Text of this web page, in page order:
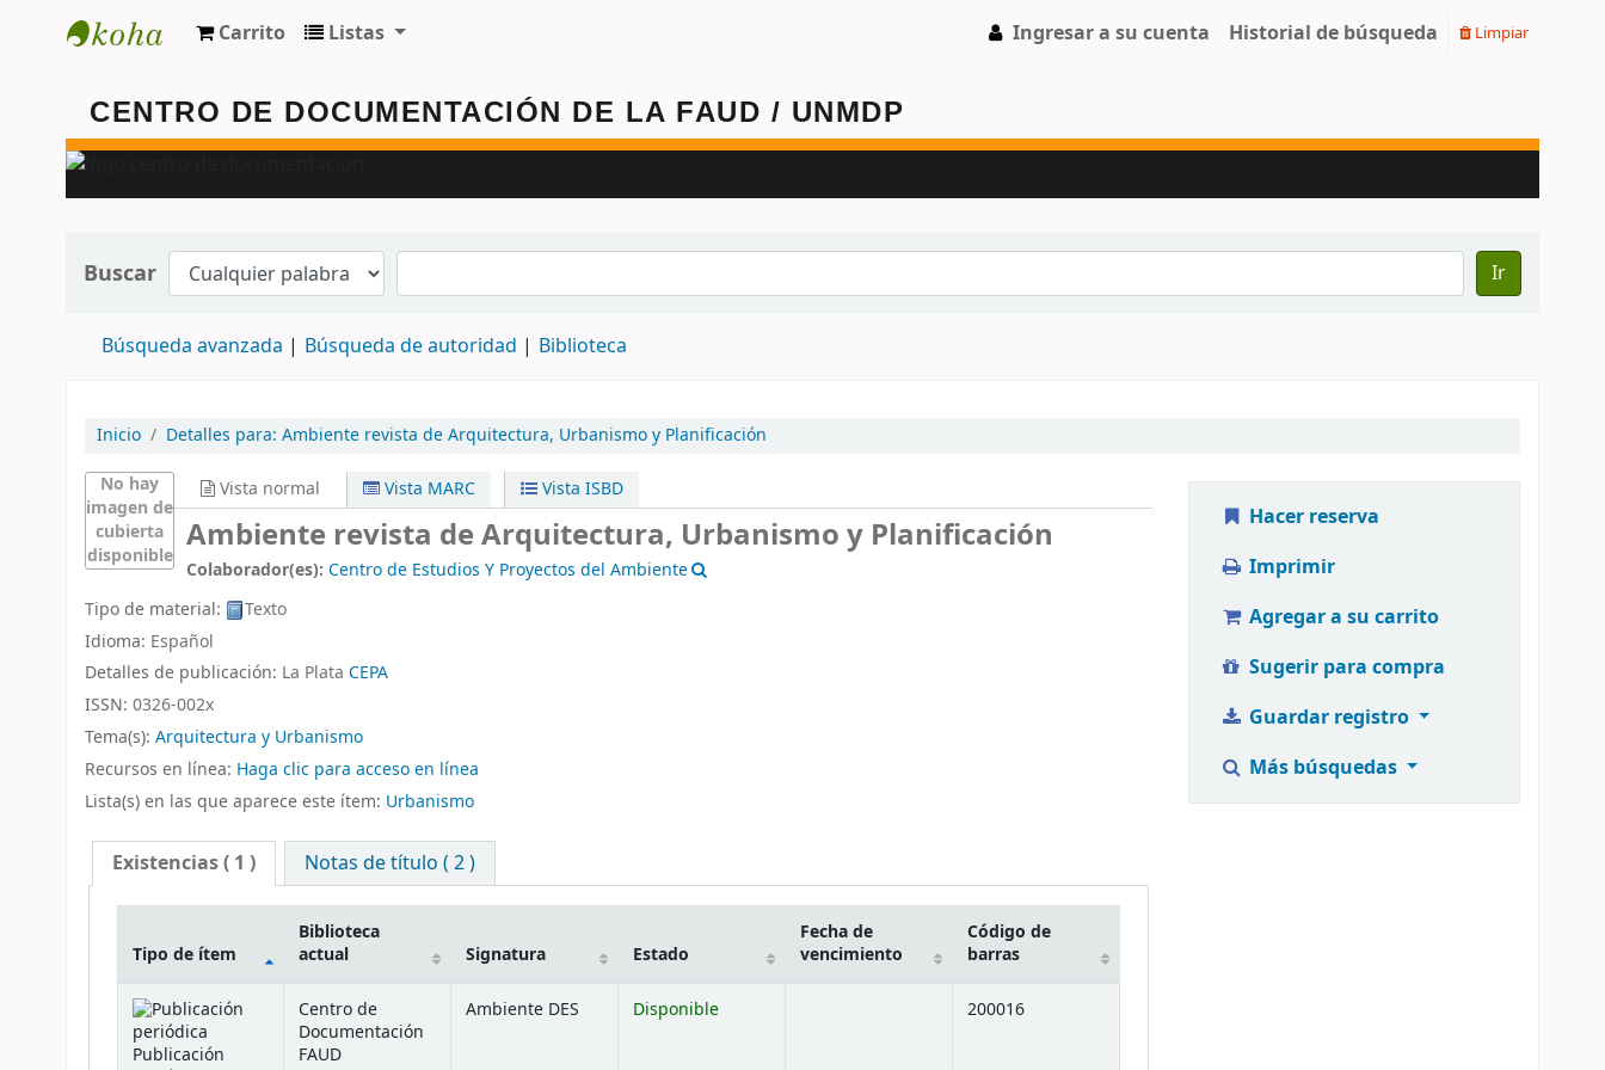
Carrito Listas Ingresar a su cuenta Historial de búsqueda Limpiar
Buscar Ir
Búsqueda avanzada Búsqueda de autoridad Biblioteca
Inicio Detalles para: Ambiente revista de Arquitectura, Urbanismo y Planificación
No hay
imagen de
cubierta
disponible
Vista normal Vista MARC Vista ISBD
Ambiente revista de Arquitectura, Urbanismo y Planificación
Colaborador(es): Centro de Estudios Y Proyectos del Ambiente
Tipo de material:
Texto
Idioma: Español
Detalles de publicación: La Plata CEPA
ISSN: 0326-002x
Tema(s): Arquitectura y Urbanismo
Recursos en línea: Haga clic para acceso en línea
Lista(s) en las que aparece este ítem: Urbanismo
Existencias( 1 ) Notas de título ( 2 )
Existencias
Tipo de ítem
Biblioteca
actual
Signatura Estado
Fecha de
vencimiento
Código de
barras
Publicación
Centro de
Documentación
FAUD
Ambiente DES Disponible 200016
Hacer reserva
Imprimir
Agregar a su carrito
Sugerir para compra
Guardar registro
Más búsquedas